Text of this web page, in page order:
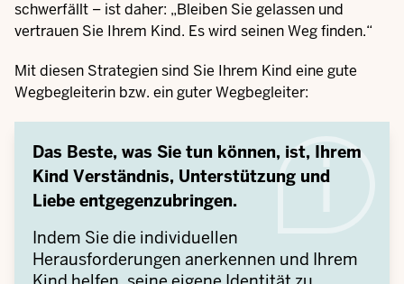
schwerfällt – ist daher: „Bleiben Sie gelassen und
vertrauen Sie Ihrem Kind. Es wird seinen Weg finden.“
Mit diesen Strategien sind Sie Ihrem Kind eine gute
Wegbegleiterin bzw. ein guter Wegbegleiter:
Das Beste, was Sie tun können, ist, Ihrem
Kind Verständnis, Unterstützung und
Liebe entgegenzubringen.
Indem Sie die individuellen
Herausforderungen anerkennen und Ihrem